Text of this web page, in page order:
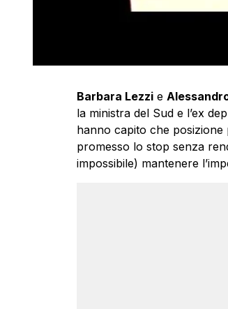
Barbara Lezzie
la ministra del Sud e l’ex
hanno capito che
promesso lo stop senza
impossibile) mantenere